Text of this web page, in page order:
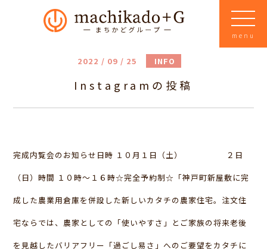
menu
2022 / 09 / 25 INFO
Instagramの投稿
完成内覧会のお知らせ日時 １０月１日（土） ２日
（日）時間 １０時～１６時☆完全予約制☆「神戸町新屋敷に完
成した農業用倉庫を併設した新しいカタチの農家住宅。注文住
宅ならでは、農家としての「使いやすさ」とご家族の将来老後
を見越したバリアフリー「過ごし易さ」へのご要望をカタチに